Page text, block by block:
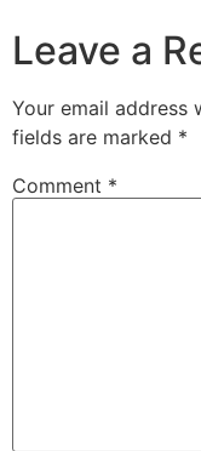
Leave a
Your email address
fields are marked *
Comment *